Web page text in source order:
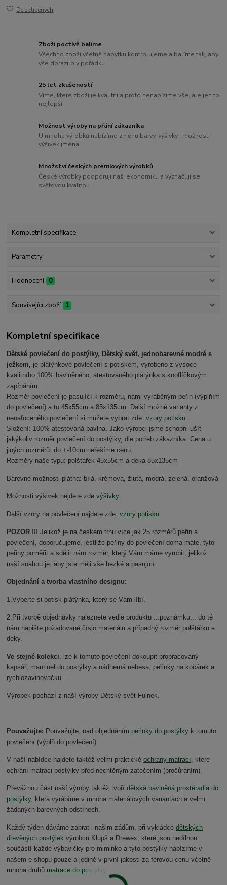
Do oblíbených
Zboží poctivě balíme
Všechno zboží včetně nábytku kontrolujeme a balíme tak, aby
vše dorazilo v pořádku
25 let zkušeností
Víme, které zboží je kvalitní a proto nenabízíme vše, ale jen to
nejlepší
Možnost výroby na přání zákazníka
U mnoha výrobků nabízíme změnu barvy, výšivky i možnost
výšivek jména
Množství českých prémiových výrobků
České výrobky podporují naši ekonomiku a vyznačují se
světovou kvalitou
Kompletní specifikace
Parametry
Hodnocení 0
Související zboží 1
Kompletní specifikace
Dětské povlečení do postýlky, Dětský svět, jednobarevné modré s
ježkem, je plátýnkové povlečení s potiskem, vyrobeno z vysoce
kvalitního 100% bavlněného, atestovaného plátýnka s knoflíčkovým
zapínáním.
Rozměr povlečení je pasující k rozměru, námi vyráběným peřin (výplňím
do povlečení) a to 45x55cm a 85x135cm. Další možné varianty z
nenafoceného povlečení si můžete vybrat zde:vzory potisků
Složení: 100% atestovaná bavlna. Jako výrobci jsme schopni ušít
jakýkoliv rozměr povlečení do postýlky, dle potřeb zákazníka. Cena u
jiných rozměrů: do +-10cm neřešíme cenu.
Rozměry naše typu: polštářek 45x55cm a deka 85x135cm
Barevné možnosti plátna: bílá, krémová, žlutá, modrá, zelená, oranžová
Možnosti výšivek nejdete zde:výšivky
Další vzory na povlečení najdete zde:vzory potisků
POZOR !!!Jelikož je na českém trhu více jak 25 rozměrů peřin a
povlečení, doporučujeme, jestliže peřiny do povlečení doma máte, tyto
peřiny poměřit a sdělit nám rozměr, který Vám máme vyrobit, jelikož
naší snahou je, aby jste měli vše hezké a pasující.
Objednání a tvorba vlastního designu:
1.Vyberte si potisk plátýnka, který se Vám líbí.
2.Při tvorbě objednávky naleznete vedle produktu ...poznámku... do té
nám napište požadované číslo materiálu a případný rozměr polštářku a
deky.
Ve stejné kolekci, lze k tomuto povlečení dokoupit propracovaný
kapsář, mantinel do postýlky a nádherná nebesa, peřinky na kočárek a
rychlozavinovačku.
Výrobek pochází z naší výroby Dětský svět Fulnek.
Pouvažujte: Pouvažujte, nad objednáním peřinky do postýlky k tomuto
povlečení (výplň do povlečení)
V naší nabídce najdete taktéž velmi praktickéochrany matrací, které
ochrání matraci postýlky před nechtěným zatečením (pročůráním).
Převážnou část naší výroby taktéž tvořídětská bavlněná prostěradla do
postýlky, která vyrábíme v mnoha materiálových variantách a velmi
žádaných barevných odstínech.
Každý týden dáváme zabrat i našim zádům, při vykládcedětských
dřevěných postýlek výrobců Klupš a Drewex, které jsou nedílnou
součástí každé výbavičky pro miminko a tyto postýlky nabízíme v
našem e-shopu pouze a jedině v první jakosti za férovou cenu včetně
mnoha druhů matrace do postýlky